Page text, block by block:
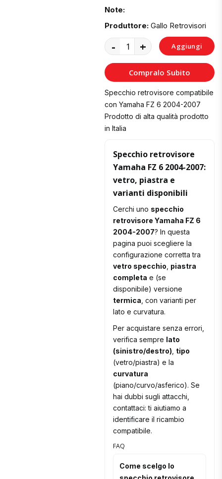
Note:
Produttore: Gallo Retrovisori
- + Aggiungi
al
Carrello
Compralo Subito
Specchio retrovisore compatibile
con Yamaha FZ 6 2004-2007
Prodotto di alta qualità prodotto
in Italia
Specchio retrovisore
Yamaha FZ 6 2004-2007:
vetro, piastra e
varianti disponibili
Cerchi uno specchio
retrovisore Yamaha FZ 6
2004-2007? In questa
pagina puoi scegliere la
configurazione corretta tra
vetro specchio piastra
completa e (se
disponibile) versione
termica , con varianti per
lato e curvatura.
Per acquistare senza errori,
verifica sempre lato
(sinistro/destro) tipo
(vetro/piastra) e la
curvatura
(piano/curvo/asferico). Se
hai dubbi sugli attacchi,
contattaci: ti aiutiamo a
identificare il ricambio
compatibile.
FAQ
Come scelgo lo